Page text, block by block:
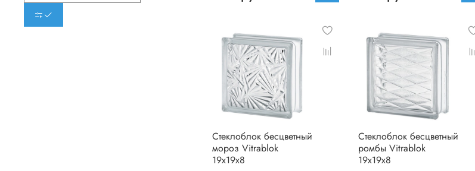
Стеклоблок бесцветный
мороз Vitrablok
19х19х8
Стеклоблок бесцветный
ромбы Vitrablok
19х19х8